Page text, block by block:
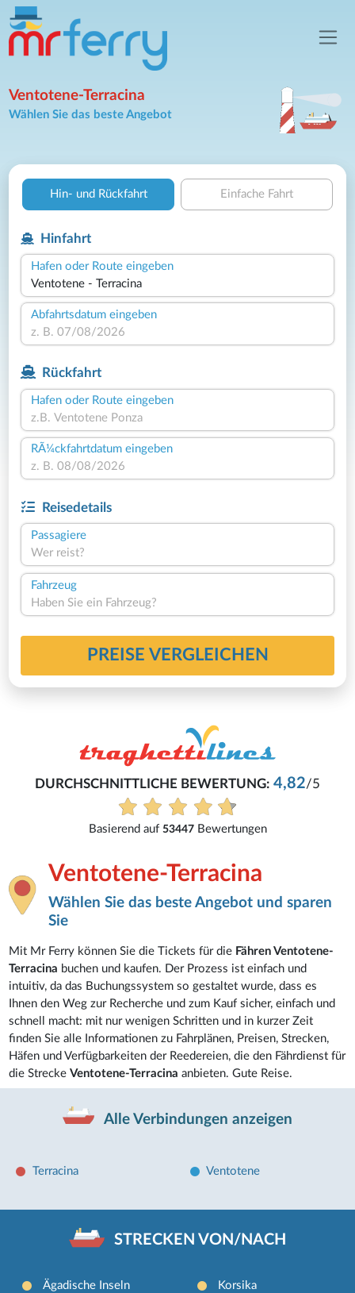
Ventotene-Terracina
Wählen Sie das beste Angebot
Hin- und Rückfahrt Einfache Fahrt
Hinfahrt
Hafen oder Route eingeben
Abfahrtsdatum eingeben
Rückfahrt
Hafen oder Route eingeben
RÃ¼ckfahrtdatum eingeben
Reisedetails
Passagiere
Wer reist?
Fahrzeug
Haben Sie ein Fahrzeug?
PREISE VERGLEICHEN
DURCHSCHNITTLICHE BEWERTUNG: 4,82/5
Basierend auf 53447Bewertungen
Ventotene-Terracina
Wählen Sie das beste Angebot und sparen
Sie
Mit Mr Ferry können Sie die Tickets für die Fähren Ventotene-
Terracina buchen und kaufen. Der Prozess ist einfach und
intuitiv, da das Buchungssystem so gestaltet wurde, dass es
Ihnen den Weg zur Recherche und zum Kauf sicher, einfach und
schnell macht: mit nur wenigen Schritten und in kurzer Zeit
finden Sie alle Informationen zu Fahrplänen, Preisen, Strecken,
Häfen und Verfügbarkeiten der Reedereien, die den Fährdienst für
die StreckeVentotene-Terracina anbieten. Gute Reise.
Alle Verbindungen anzeigen
Terracina Ventotene
STRECKEN VON/NACH
Ägadische Inseln
Korsika